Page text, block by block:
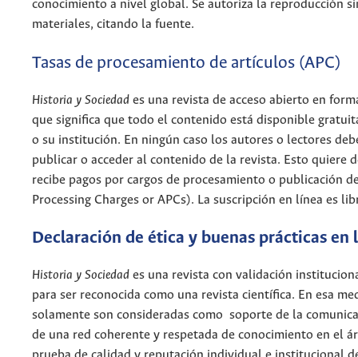
conocimiento a nivel global. Se autoriza la reproducción
materiales, citando la fuente.
Tasas de procesamiento de artículos (APC)
Historia y Sociedad es una revista de acceso abierto en
que significa que todo el contenido está disponible
o su institución. En ningún caso los autores o lectores
publicar o acceder al contenido de la revista. Esto quiere
recibe pagos por cargos de procesamiento o publicación
Processing Charges or APCs). La suscripción en línea es
Declaración de ética y buenas prácticas
Historia y Sociedad es una revista con validación
para ser reconocida como una revista científica. En esa
solamente son consideradas como soporte de la
de una red coherente y respetada de conocimiento en el